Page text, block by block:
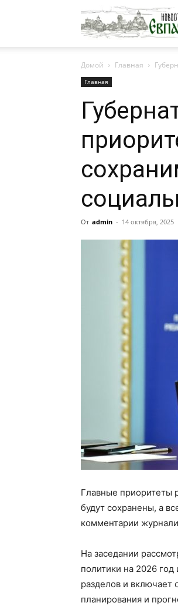
Домой Главная
Главная
От admin - 14 октября, 2025
Главные приоритеты
будут сохранены, а
комментарии
На заседании
политики на 2026
разделов и включает
планирования и